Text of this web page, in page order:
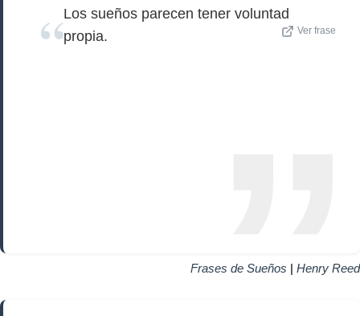
Los sueños parecen tener voluntad
propia.
Ver frase
Frases de Sueños | Henry Reed